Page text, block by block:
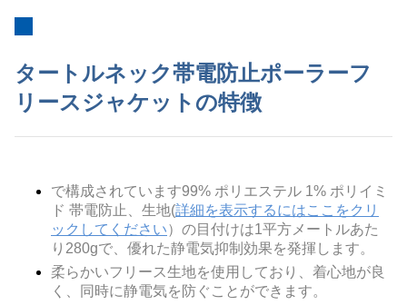
タートルネック帯電防止ポーラーフ
リースジャケットの特徴
で構成されています99% ポリエステル 1% ポリイミ
ド 帯電防止
、生地(詳細を表示するにはここをクリ
ックしてください）の目付けは1平方メートルあた
り280gで、優れた静電気抑制効果を発揮します。
柔らかいフリース生地を使用しており、着心地が良
く、同時に静電気を防ぐことができます。